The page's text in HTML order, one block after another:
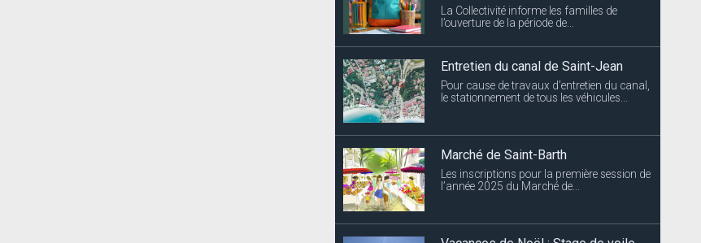
La Collectivité informe les familles de
l’ouverture de la période de...
Entretien du canal de Saint-Jean
Pour cause de travaux d’entretien du canal,
le stationnement de tous les véhicules...
Marché de Saint-Barth
Les inscriptions pour la première session de
l’année 2025 du Marché de...